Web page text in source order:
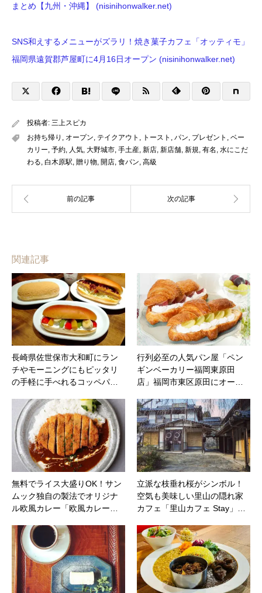
まとめ【九州・沖縄】 (nisinihonwalker.net)
SNS和えするメニューがズラリ！焼き菓子カフェ「オッティモ」
福岡県遠賀郡芦屋町に4月16日オープン (nisinihonwalker.net)
投稿者: 三上スピカ
お持ち帰り
オープン テイクアウト トースト パン プレゼント
ベー
カリー 予約 人気 大野城市 手土産 新店 新店舗 新規 有名 水にこだ
わる 白木原駅 贈り物 開店 食パン 高級
関連記事
長崎県佐世保市大和町にラン
チやモーニングにもピッタリ
の手軽に手べれるコッペパ…
行列必至の人気パン屋「ペン
ギンベーカリー福岡東原田
店」福岡市東区原田にオー…
無料でライス大盛りOK！サン
ムック独自の製法でオリジナ
ル欧風カレー「欧風カレー…
立派な枝垂れ桜がシンボル！
空気も美味しい里山の隠れ家
カフェ「里山カフェ Stay」…